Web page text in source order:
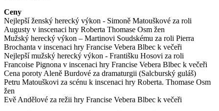
Ceny
Nejlepší ženský herecký výkon - Simoně Matouškové za roli
Augusty v inscenaci hry Roberta Thomase Osm žen
Mužský herecký výkon – Martinovi Soudskému za roli Pierra
Brochanta v inscenaci hry Francise Vebera Blbec k večeři
Nejlepší mužský herecký výkon - Františku Hosovi za roli
Francoise Pignona v inscenaci hry Francise Vebera Blbec k večeři
Cena poroty Aleně Burdové za dramaturgii (Salcburský guláš)
Petru Matouškovi za scénu k inscenaci hry Roberta. Thomase Osm
žen
Evě Andělové za režii hry Francise Vebera Blbec k večeři